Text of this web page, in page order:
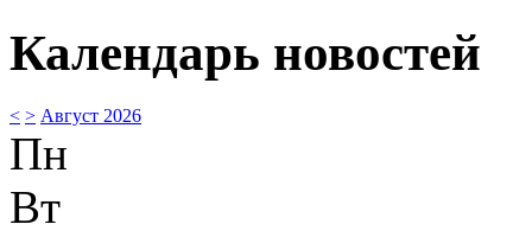
Календарь новостей
< > Август 2026
Пн
Вт